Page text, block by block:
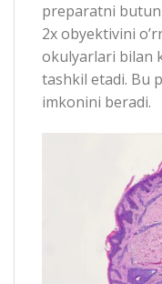
preparatni
2x obyektivini
okulyarlari bilan
tashkil etadi. Bu
imkonini beradi.